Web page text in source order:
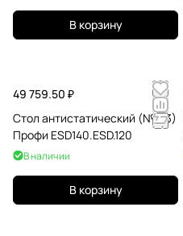
В корзину
49 759.50 ₽
Стол антистатический (№143)
Профи ESD140.ESD.120
В наличии
В корзину